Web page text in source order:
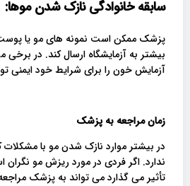
سابقه خانوادگی نازک شدن موها:
پزشک ممکن است نمونه های مو یا
بیشتر به آزمایشگاه ارسال کند. در برخی
آزمایش خون را برای شرایط خود ایمنی
زمان مراجعه به پزشک
در بیشتر موارد نازک شدن مو با
ندارد. اگر فردی در مورد ریزش مو نگران
تأثیر می گذارد می تواند به پزشک